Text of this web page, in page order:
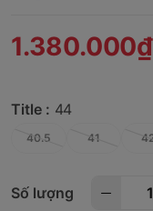
1.380.000₫
Title : 44
40.5 41
Số lượng